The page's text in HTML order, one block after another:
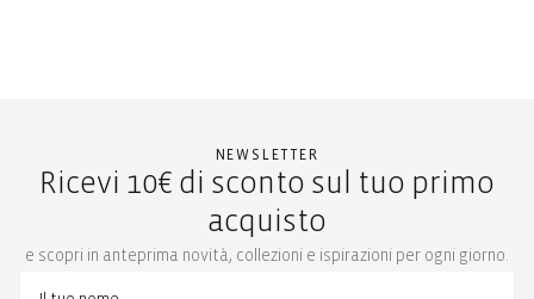
NEWSLETTER
Ricevi 10€ di sconto sul tuo primo
acquisto
e scopri in anteprima novità, collezioni e ispirazioni per ogni giorno.